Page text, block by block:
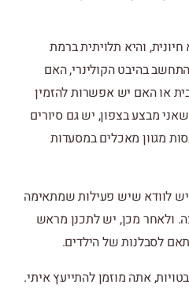
והיא תלויתית ברמת
בהיבט הקולינרי, האם
או האם יש אפשרות להזמין
מבצע בצפון, יש גם סיורים
מגוון מאכלים במסעדות
יש לוודא שיש פעילות שמתאימה
ולאחר מכן, יש לתכנן מראש
לסבלנות של הילדים.
אתה מוזמן להתייעץ איתי.